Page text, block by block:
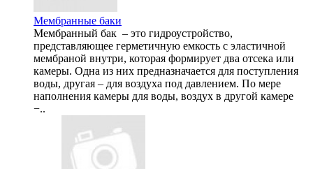
Мембранные баки
Мембранный бак – это гидроустройство,
представляющее герметичную емкость с эластичной
мембраной внутри, которая формирует два отсека или
камеры. Одна из них предназначается для поступления
воды, другая – для воздуха под давлением. По мере
наполнения камеры для воды, воздух в другой камере
−..